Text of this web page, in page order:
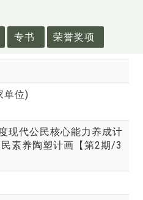
专书 荣誉奖项
单位)
现代公民核心能力养成计
素养陶塑计画【第2期/3